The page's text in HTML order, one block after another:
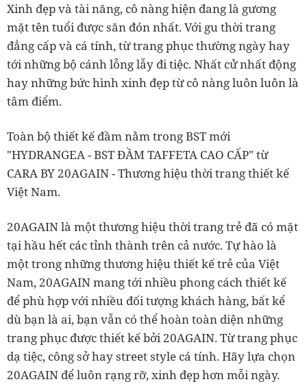
Xinh đẹp và tài năng, cô nàng hiện đang là gương
mặt tên tuổi được săn đón nhất. Với gu thời trang
đẳng cấp và cá tính, từ trang phục thường ngày hay
tới những bộ cánhlỗnglẫy đi tiệc. Nhất cử nhất động
hay những bức hình xinh đẹp từ cô nàng luôn luôn là
tâm điểm.
Toàn bộ thiết kế đầm nằm trong BST mới
"HYDRANGEA - BST ĐẦM TAFFETA CAO CẤP" từ
CARA BY 20AGAIN - Thương hiệu thời trang thiết kế
Việt Nam.
20AGAIN là một thương hiệu thời trang trẻ đã có mặt
tại hầu hết các tỉnh thành trên cả nước. Tự hào là
một trong những thương hiệu thiết kế trẻ của Việt
Nam, 20AGAIN mang tới nhiều phong cách thiết kế
để phù hợp với nhiều đối tượng khách hàng, bất kể
dù bạn là ai, bạn vẫn có thể hoàn toàn diện những
trang phục được thiết kế bởi 20AGAIN. Từ trang phục
dạ tiệc, công sở hay street style cá tính. Hãy lựa chọn
20AGAIN để luôn rạng rỡ, xinh đẹp hơn mỗi ngày.